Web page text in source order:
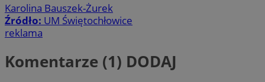
Karolina Bauszek-Żurek
Źródło: UM Świętochłowice
reklama
Komentarze (1) DODAJ